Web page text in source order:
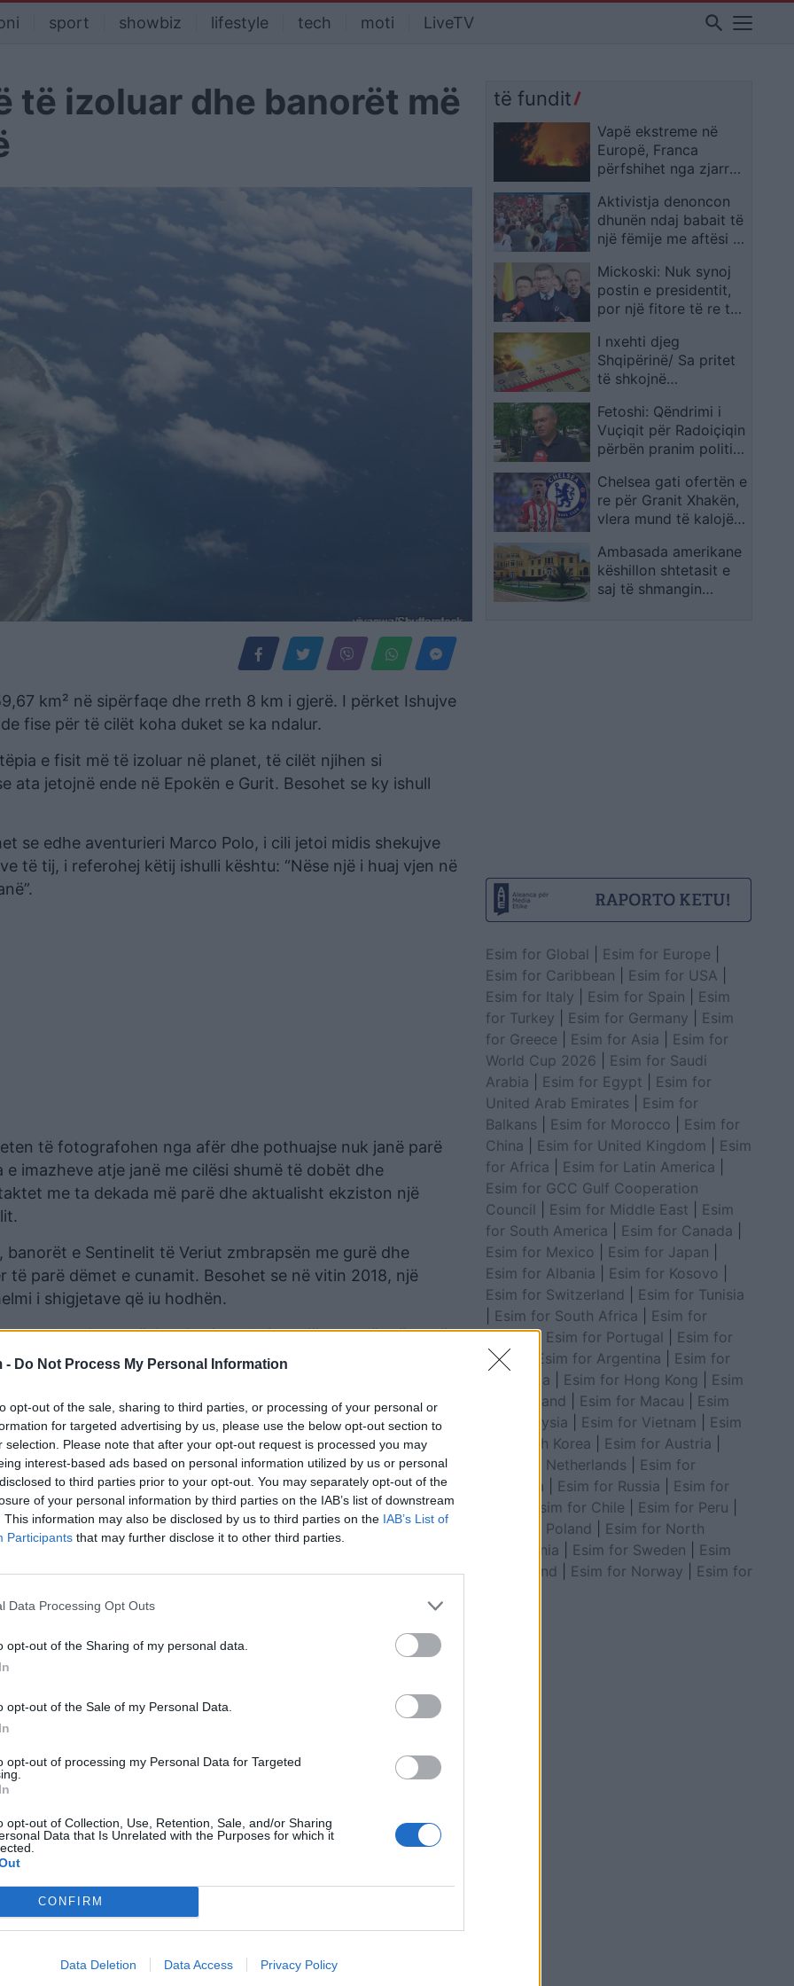
- Do Not Process My Personal Information
opt-out of the sale, sharing to third parties, or processing of your personal or
for targeted advertising by us, please use the below opt-out section to
selection. Please note that after your opt-out request is processed you may
interest-based ads based on personal information utilized by us or personal
to third parties prior to your opt-out. You may separately opt-out of the
of your personal information by third parties on the IAB’s list of downstream
This information may also be disclosed by us to third parties on the IAB’s List of
Participants that may further disclose it to other third parties.
Data Processing Opt Outs
opt-out of the Sharing of my personal data.
opt-out of the Sale of my Personal Data.
opt-out of processing my Personal Data for Targeted
opt-out of Collection, Use, Retention, Sale, and/or Sharing
Data that Is Unrelated with the Purposes for which it
CONFIRM
Data Deletion Data Access Privacy Policy
sport showbiz lifestyle tech moti LiveTV search
të izoluar dhe banorët më
km² në sipërfaqe dhe rreth 8 km i gjerë. I përket Ishujve
fise për të cilët koha duket se ka ndalur.
e fisit më të izoluar në planet, të cilët njihen si
jetojnë ende në Epokën e Gurit. Besohet se ky ishull
se edhe aventurieri Marco Polo, i cili jetoi midis shekujve
të tij, i referohej këtij ishulli kështu: “Nëse një i huaj vjen në
të fotografohen nga afër dhe pothuajse nuk janë parë
imazheve atje janë me cilësi shumë të dobët dhe
me ta dekada më parë dhe aktualisht ekziston një
e Sentinelit të Veriut zmbrapsën me gurë dhe
parë dëmet e cunamit. Besohet se në vitin 2018, një
i shigjetave që iu hodhën.
dhe 18 gra në Sentinelin e Veriut. Një dekadë më vonë,
numri aktual besohet të jetë më i lartë, pasi është
e Hyderabad për Biologjinë Qelizore dhe
revistën BMC Genomics, banorët e ishullit janë
u largua nga Afrika dhe mbërriti atje 60 000 vjet më parë.
më të vjetrit në botë./Albeu.com/
në këtë ishull misterioz
që nuk ka asnjë vend në
Tokë që nuk është
njerëzit. Por ja që është një
e të marrë informacion.
i Veriut, në Gjirin e Bengalit,
Rrëfimi i rrallë i Spartak Ngjelës: Kur u
dashura…
të fundit
Vapë ekstreme në
Europë, Franca
përfshihet nga zjarret
i rikthehet bora
Aktivistja denoncon
dhunën ndaj babait të
një fëmije me aftësi të
e miratoi pagesën e
kujdestarëve vetëm
pas ngjarjes
Mickoski: Nuk synoj
postin e presidentit,
por një fitore të re të
në zgjedhjet
parlamentare
I nxehti djeg
Shqipërinë/ Sa pritet
të shkojnë
Fetoshi: Qëndrimi i
Vuçiqit për Radoiçiqin
përbën pranim politik
Chelsea gati ofertën e
re për Granit Xhakën,
vlera mund të kalojë
Ambasada amerikane
këshillon shtetasit e
saj të shmangin
Esim for Global Esim for Europe
Esim for Caribbean
Esim for USA
Esim for Italy
Esim for Spain
Esim
for Turkey
Esim for Germany
Esim
for Greece
Esim for Asia
Esim for
World Cup 2026
Esim for Saudi
Arabia
Esim for Egypt
Esim for
United Arab Emirates
Esim for
Balkans
Esim for Morocco
Esim for
China
Esim for United Kingdom
Esim
for Africa
Esim for Latin America
Esim for GCC Gulf Cooperation
Council
Esim for Middle East
Esim
for South America
Esim for Canada
Esim for Mexico
Esim for Japan
Esim for Albania
Esim for Kosovo
Esim for Switzerland
Esim for Tunisia
Esim for South Africa
Esim for
Algeria| Esim for Portugal
Esim for
Brazil
Esim for Argentina
Esim for
Colombia
Esim for Hong Kong
Esim
for Thailand
Esim for Macau
Esim
for Malaysia
Esim for Vietnam
Esim
for South Korea
Esim for Austria
Esim for Netherlands
Esim for
Australia
Esim for Russia
Esim for
Esim for Chile Esim for Peru
Esim for Poland
Esim for North
Macedonia
Esim for Sweden
Esim
for Finland
Esim for Norway
Esim for